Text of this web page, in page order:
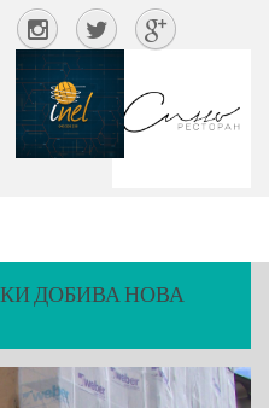
ДОБИВА НОВА